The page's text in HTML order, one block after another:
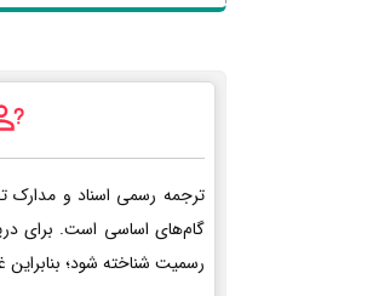
ترجمه رسمی اسناد و مدارک
گام‌های اساسی است. برای
رسمیت شناخته شود؛ بنابراین